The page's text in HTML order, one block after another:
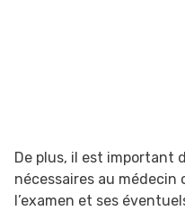
De plus, il est important
nécessaires au
l’examen et ses